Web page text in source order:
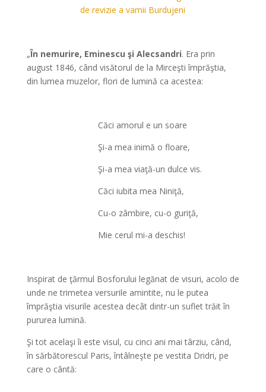
„În nemurire, Eminescu şi Alecsandri. Era prin
august 1846, când visătorul de la Mirceşti împrăştia,
din lumea muzelor, flori de lumină ca acestea:
Căci amorul e un soare
Şi-a mea inimă o floare,
Şi-a mea viaţă-un dulce vis.
Căci iubita mea Niniţă,
Cu-o zâmbire, cu-o guriţă,
Mie cerul mi-a deschis!
Inspirat de ţărmul Bosforului legănat de visuri, acolo de
unde ne trimetea versurile amintite, nu le putea
împrăştia visurile acestea decât dintr-un suflet trăit în
pururea lumină.
Şi tot acelaşi îi este visul, cu cinci ani mai târziu, când,
în sărbătorescul Paris, întâlneşte pe vestita Dridri, pe
care o cântă: